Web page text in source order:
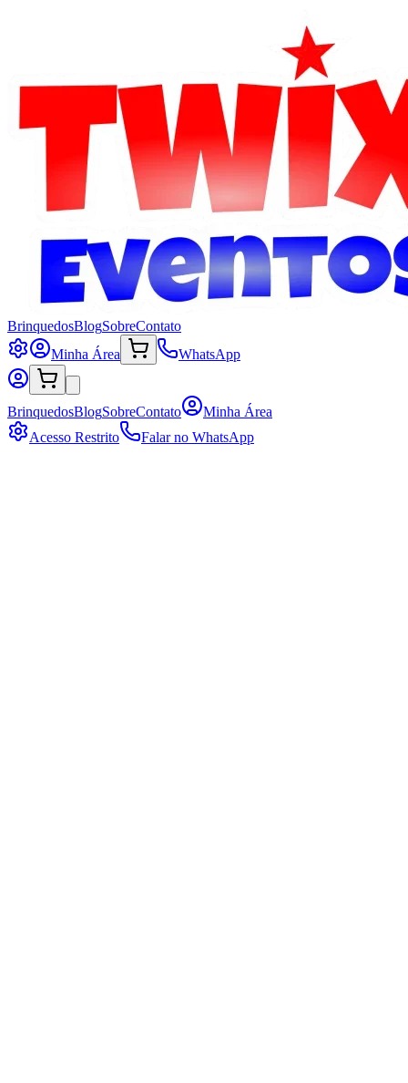
BrinquedosBlogSobreContato
Minha Área
WhatsApp
BrinquedosBlogSobreContato
Minha Área
Acesso Restrito
Falar no WhatsApp